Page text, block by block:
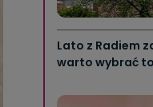
Lato z Radiem
warto wybrać